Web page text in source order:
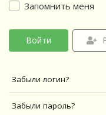
Запомнить меня
Войти
Забыли логин?
Забыли пароль?